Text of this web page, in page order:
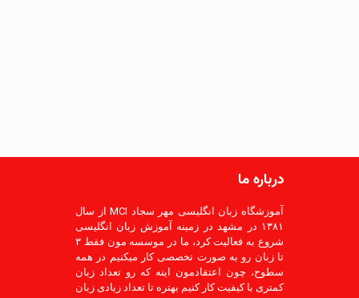
درباره ما
آموزشگاه زبان انگلیسی مهر سجاد MCI از سال
۱۳۸۱ در مشهد در زمینه آموزش زبان انگلیسی
شروع به فعالیت کرد، ما در موسسه مون فقط ۳
تا زبان رو به صورت تخصصی کار میکنیم در همه
سطوح، چون اعتقادمون اینه که رو تعداد زبان
کمتری با کیفیت کار کنیم بهتره تا تعداد زیادی زبان